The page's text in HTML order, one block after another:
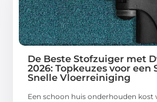
De Beste Stofzuiger met
2026: Topkeuzes voor een
Snelle Vloerreiniging
Een schoon huis onderhouden kost